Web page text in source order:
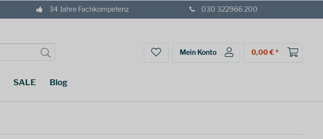
34 Jahre Fachkompetenz 030 322966 200
Mein Konto 0,00 € *
SALE Blog